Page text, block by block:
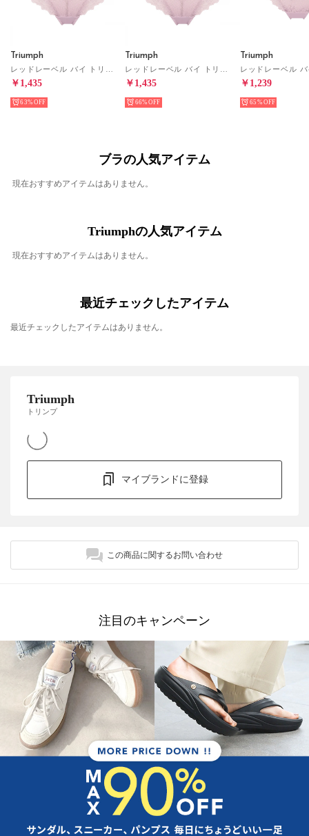
Triumph
￥1,435
63%
Triumph
￥1,435
66%
Triumph
￥1,239
65%
ブラの人気アイテム
現在おすすめアイテムはありません。
Triumphの人気アイテム
現在おすすめアイテムはありません。
最近チェックしたアイテム
最近チェックしたアイテムはありません。
Triumph
トリンプ
マイブランドに登録
この商品に関するお問い合わせ
注目のキャンペーン